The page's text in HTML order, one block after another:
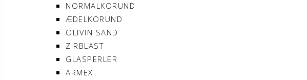
NORMALKORUND
ÆDELKORUND
OLIVIN SAND
ZIRBLAST
GLASPERLER
ARMEX